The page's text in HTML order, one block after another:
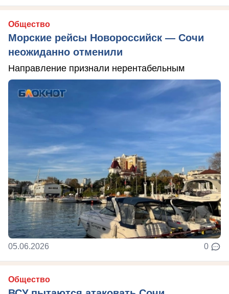
Общество
Морские рейсы Новороссийск — Сочи
неожиданно отменили
Направление признали нерентабельным
05.06.2026 0
Общество